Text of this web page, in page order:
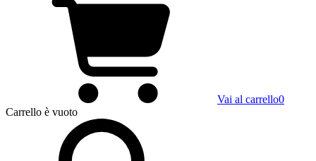
Vai al carrello0
Carrello è vuoto